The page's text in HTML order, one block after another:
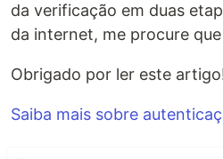
da verificação em duas
da internet, me procure
Obrigado por ler este
Saiba mais sobre